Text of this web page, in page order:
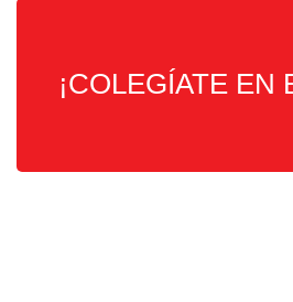
¡COLEGÍATE EN